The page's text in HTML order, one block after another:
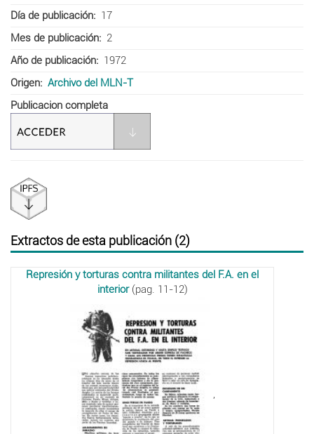
Día de publicación
17
Mes de publicación
2
Año de publicación
1972
Origen
Archivo del MLN-T
Publicacion completa
Extractos de esta publicación (2)
Represión y torturas contra militantes del F.A. en el
interior(pag. 11-12)
,